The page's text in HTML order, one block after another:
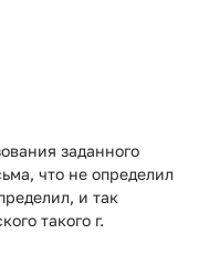
заданного
что не определил
и так
такого г.